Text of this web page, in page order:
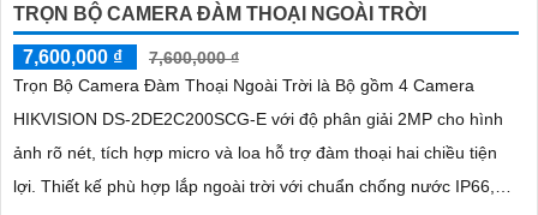
TRỌN BỘ CAMERA ĐÀM THOẠI NGOÀI TRỜI
7,600,000 ₫
7,600,000 ₫
Trọn Bộ Camera Đàm Thoại Ngoài Trời là Bộ gồm 4 Camera
HIKVISION DS-2DE2C200SCG-E với độ phân giải 2MP cho hình
ảnh rõ nét, tích hợp micro và loa hỗ trợ đàm thoại hai chiều tiện
lợi. Thiết kế phù hợp lắp ngoài trời với chuẩn chống nước IP66,